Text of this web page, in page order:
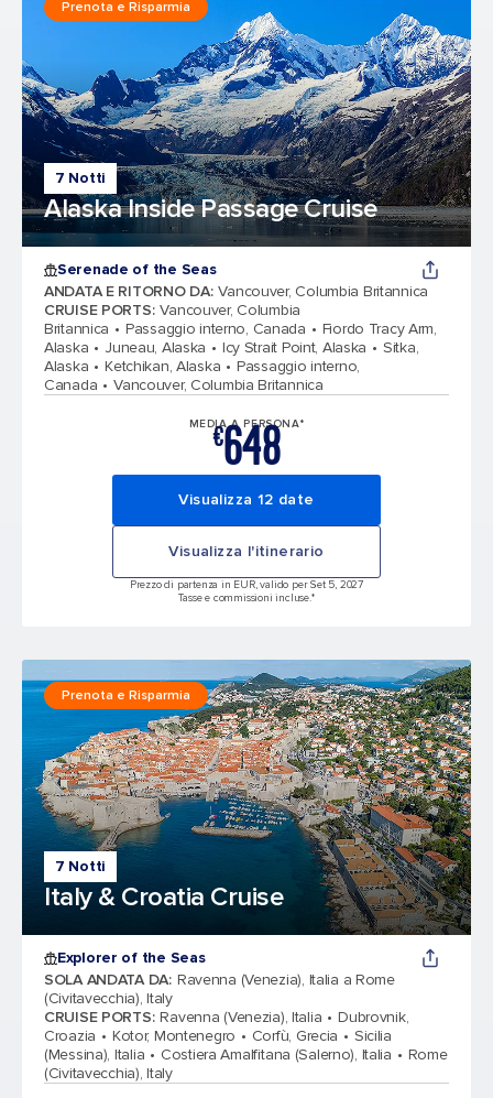
7 Notti
Alaska Inside Passage Cruise
Prenota e Risparmia
Serenade of the Seas
ANDATA E RITORNO DA: Vancouver, Columbia Britannica
CRUISE PORTS: Vancouver, Columbia
Britannica
Passaggio interno, Canada
Fiordo Tracy Arm,
Alaska
Juneau, Alaska Icy Strait Point, Alaska
Sitka,
Alaska
Ketchikan, Alaska
Passaggio interno,
Canada
Vancouver, Columbia Britannica
MEDIA A PERSONA*
€648
Visualizza 12 date
Visualizza l'itinerario
Prezzo di partenza in EUR, valido per Set 5, 2027
Tasse e commissioni incluse.*
7 Notti
Italy & Croatia Cruise
Prenota e Risparmia
Explorer of the Seas
SOLA ANDATA DA: Ravenna (Venezia), Italia a Rome
(Civitavecchia), Italy
CRUISE PORTS: Ravenna (Venezia), Italia
Dubrovnik,
Croazia
Kotor, Montenegro Corfù, Grecia
Sicilia
(Messina), Italia
Costiera Amalfitana (Salerno), Italia
Rome
(Civitavecchia), Italy